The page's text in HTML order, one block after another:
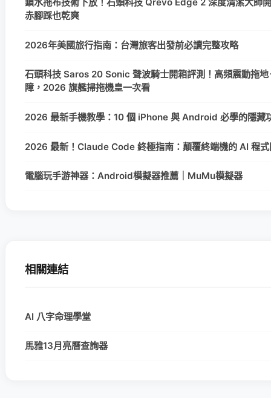
赤腳踩也乾爽
2026年美國旅行指南：台灣旅客出發前必讀完整攻略
石頭科技 Saros 20 Sonic 聲波騎士開箱評測！高頻震動拖
障，2026 旗艦掃拖機皇一次看
2026 最新手機教學：10 個 iPhone 與 Android 必學的隱藏
2026 最新！Claude Code 終極指南：顛覆終端機的 AI 程式
電腦玩手游神器：Android模擬器推薦｜MuMu模擬器
相關連結
AI 八字命理學堂
馬雅13月亮曆查詢器